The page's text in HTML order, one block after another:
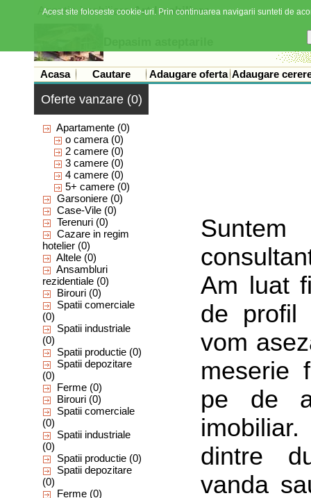
Agentia imobiliaraArt Imobiliare
Acasa Cautare Adaugare oferta Adaugare
Oferte vanzare (0)
Apartamente (0)
o camera (0)
2 camere (0)
3 camere (0)
4 camere (0)
5+ camere (0)
Garsoniere (0)
Case-Vile (0)
Terenuri (0)
Cazare in regim
hotelier (0)
Altele (0)
Ansambluri
rezidentiale (0)
Birouri (0)
Spatii comerciale
(0)
Spatii industriale
(0)
Spatii productie (0)
Spatii depozitare
(0)
Ferme (0)
Birouri (0)
Spatii comerciale
(0)
Spatii industriale
(0)
Spatii productie (0)
Spatii depozitare
(0)
Ferme (0)
Am luat
de profil
vom
meserie
pe de
dintre
vanda
Acest site foloseste cookie-uri. Prin continuarea navigarii sunteti de